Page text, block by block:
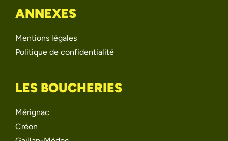
ANNEXES
Mentions légales
Politique de confidentialité
LES BOUCHERIES
Mérignac
Créon